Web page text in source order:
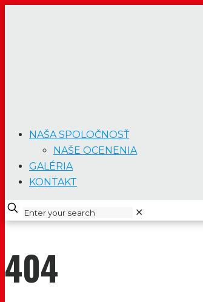
NAŠA SPOLOČNOSŤ
NAŠE OCENENIA
GALÉRIA
KONTAKT
✕
404